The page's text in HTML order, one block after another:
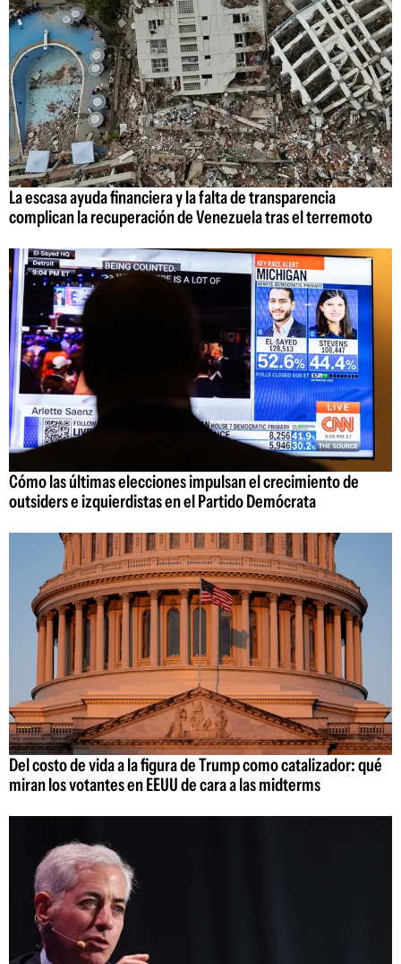
La escasa ayuda financiera y la falta de transparencia
complican la recuperación de Venezuela tras el terremoto
Cómo las últimas elecciones impulsan el crecimiento de
outsiders e izquierdistas en el Partido Demócrata
Del costo de vida a la figura de Trump como catalizador: qué
miran los votantes en EEUU de cara a las midterms